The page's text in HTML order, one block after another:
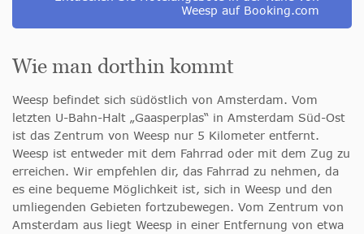
Weesp auf Booking.com
Wie man dorthin kommt
Weesp befindet sich südöstlich von Amsterdam. Vom
letzten U-Bahn-Halt „Gaasperplas“ in Amsterdam Süd-Ost
ist das Zentrum von Weesp nur 5 Kilometer entfernt.
Weesp ist entweder mit dem Fahrrad oder mit dem Zug zu
erreichen. Wir empfehlen dir, das Fahrrad zu nehmen, da
es eine bequeme Möglichkeit ist, sich in Weesp und den
umliegenden Gebieten fortzubewegen. Vom Zentrum von
Amsterdam aus liegt Weesp in einer Entfernung von etwa